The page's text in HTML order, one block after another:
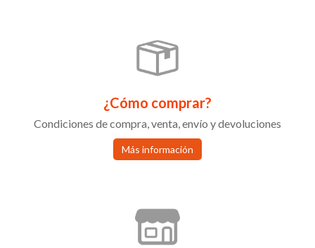
¿Cómo comprar?
Condiciones de compra, venta, envío y devoluciones
Más información